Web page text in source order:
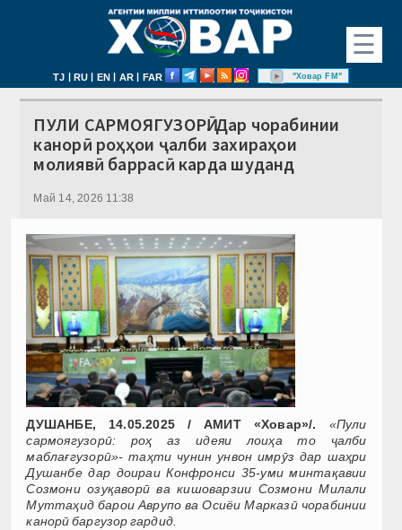
☰
TJ | RU | EN | AR | FAR "Ховар FM"
ПУЛИ САРМОЯГУЗОРӢ. Дар чорабинии
канорӣ роҳҳои ҷалби захираҳои
молиявӣ баррасӣ карда шуданд
Май 14, 2026 11:38
ДУШАНБЕ, 14.05.2025 / АМИТ «Ховар»/.
«Пули
сармоягузорӣ: роҳ аз идеяи лоиҳа то ҷалби
маблағгузорӣ»- таҳти чунин унвон имрӯз дар шаҳри
Душанбе дар доираи Конфронси 35-уми минтақавии
Созмони озуқаворӣ ва кишоварзии Созмони Милали
Муттаҳид барои Аврупо ва Осиёи Марказӣ чорабинии
канорӣ баргузор гардид.